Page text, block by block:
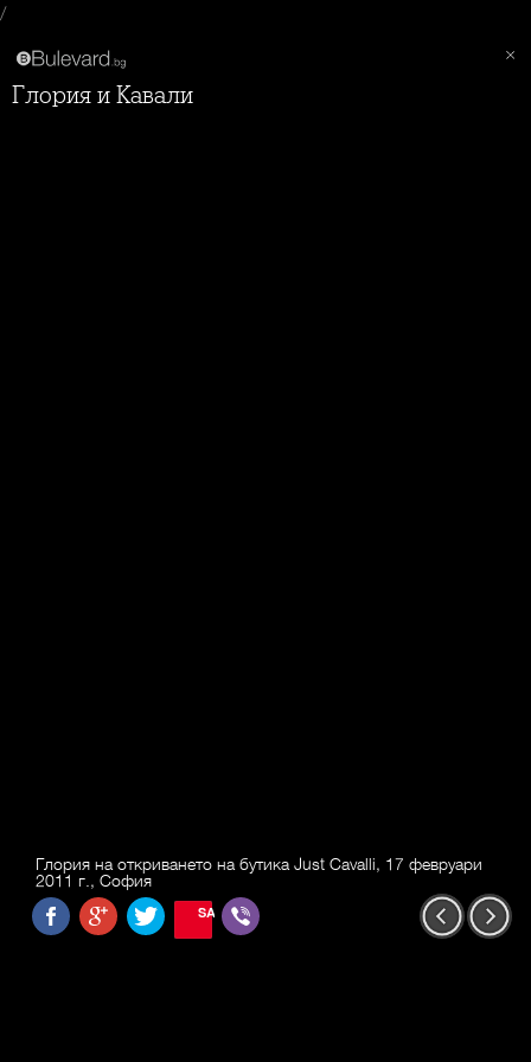
/
Глория и Кавали
Глория на откриването на бутика Just Cavalli, 17 февруари
2011 г., София
SAVE